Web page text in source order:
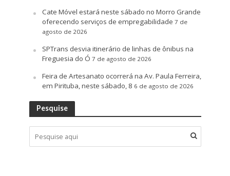
Cate Móvel estará neste sábado no Morro Grande
oferecendo serviços de empregabilidade 7 de
agosto de 2026
SPTrans desvia itinerário de linhas de ônibus na
Freguesia do Ó 7 de agosto de 2026
Feira de Artesanato ocorrerá na Av. Paula Ferreira,
em Pirituba, neste sábado, 8 6 de agosto de 2026
Pesquise